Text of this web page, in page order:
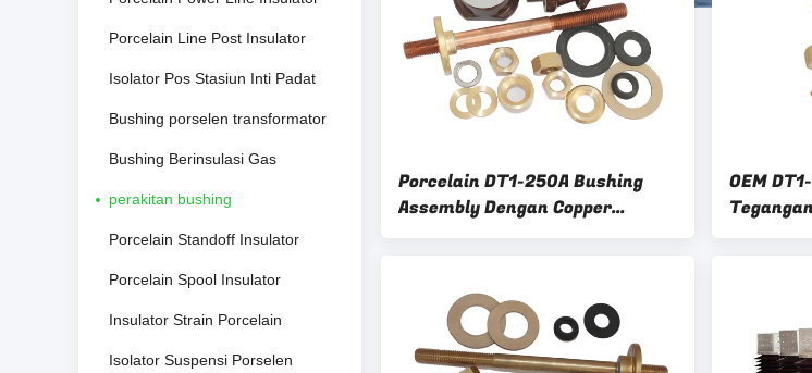
Porcelain Line Post Insulator
Isolator Pos Stasiun Inti Padat
Bushing porselen transformator
Bushing Berinsulasi Gas
perakitan bushing
Porcelain Standoff Insulator
Porcelain Spool Insulator
Insulator Strain Porcelain
Isolator Suspensi Porselen
Porcelain DT1-250A Bushing
Assembly Dengan Copper
Busbar
OEM